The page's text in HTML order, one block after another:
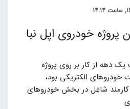
خودروی اپل نبا
دهه از کار بر روی پروژه
خودروهای الکتریکی بود،
انصراف داد و حدود 2000 کارمند شاغل در بخش خودروهای